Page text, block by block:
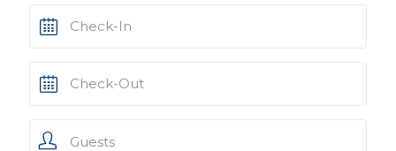
Guests